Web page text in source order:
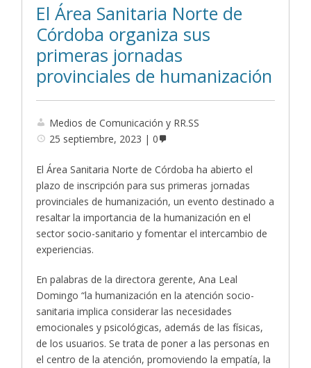
El Área Sanitaria Norte de
Córdoba organiza sus
primeras jornadas
provinciales de humanización
Medios de Comunicación y RR.SS
25 septiembre, 2023
0
El Área Sanitaria Norte de Córdoba ha abierto el
plazo de inscripción para sus primeras jornadas
provinciales de humanización, un evento destinado a
resaltar la importancia de la humanización en el
sector socio-sanitario y fomentar el intercambio de
experiencias.
En palabras de la directora gerente, Ana Leal
Domingo “la humanización en la atención socio-
sanitaria implica considerar las necesidades
emocionales y psicológicas, además de las físicas,
de los usuarios. Se trata de poner a las personas en
el centro de la atención, promoviendo la empatía, la